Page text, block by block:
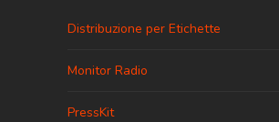
Distribuzione per Etichette
Monitor Radio
PressKit